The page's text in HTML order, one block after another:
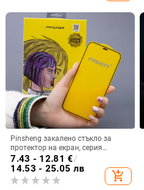
Pinsheng закалено стъкло за
протектор на екран, серия
Diamond Electroplated Dustproof,
HD защита, анти отпечатъци,
анти-поглед,
самовъзстановяване, за iPhone
7.43 - 12.81 €/
14.53 - 25.05 лв
add_shopping_cart